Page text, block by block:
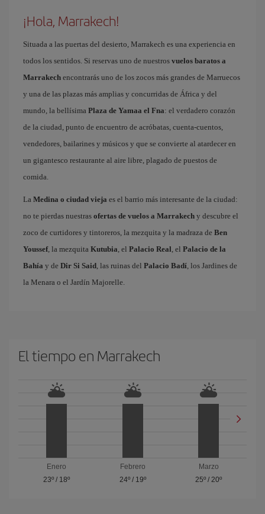
¡Hola, Marrakech!
Situada a las puertas del desierto, Marrakech es una experiencia en
todos los sentidos. Si reservas uno de nuestros vuelos baratos a
Marrakech encontrarás uno de los zocos más grandes de Marruecos
y una de las plazas más amplias y concurridas de África y del
mundo, la bellísima Plaza de Yamaa el Fna: el verdadero corazón
de la ciudad, punto de encuentro de acróbatas, cuenta-cuentos,
vendedores, bailarines y músicos y que se convierte al atardecer en
un gigantesco restaurante al aire libre, plagado de puestos de
comida.
La Medina o ciudad vieja es el barrio más interesante de la ciudad:
no te pierdas nuestras ofertas de vuelos a Marrakech y descubre el
zoco de curtidores y tintoreros, la mezquita y la madraza de Ben
Youssef, la mezquita Kutubia, el Palacio Real, el Palacio de la
Bahía y de Dir Si Said, las ruinas del Palacio Badí, los Jardines de
la Menara o el Jardín Majorelle.
El tiempo en Marrakech
Enero
23º/ 18º
Febrero
24º/ 19º
Marzo
25º /20º